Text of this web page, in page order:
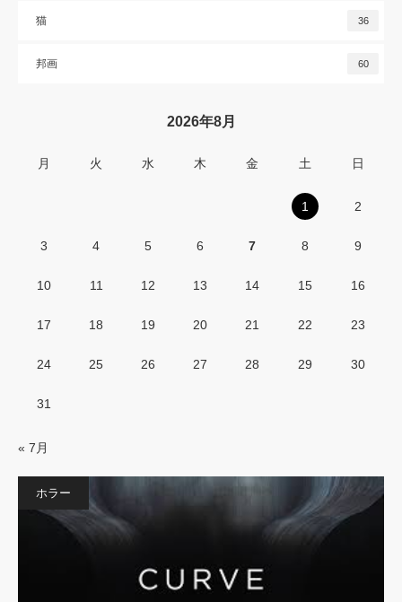
猫 36
邦画 60
2026年8月
月 火 水 木 金 土 日
1 2
3 4 5 6 7 8 9
10 11 12 13 14 15 16
17 18 19 20 21 22 23
24 25 26 27 28 29 30
31
« 7月
ホラー